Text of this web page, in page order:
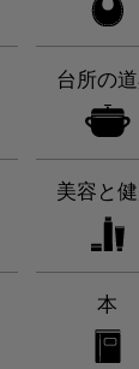
台所の
美容と
本